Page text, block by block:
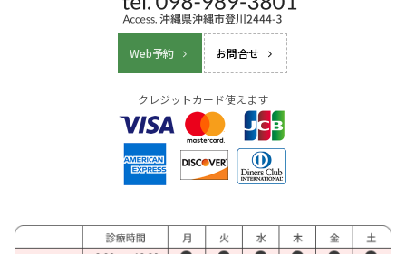
Web予約 お問合せ
クレジットカード使えます